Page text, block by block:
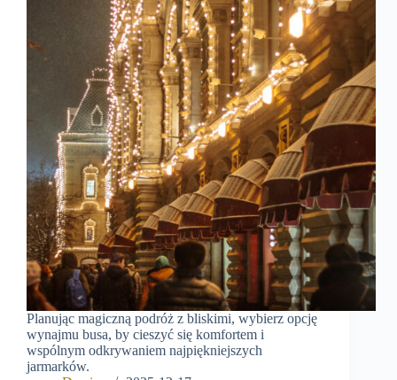
Planując magiczną podróż z bliskimi, wybierz opcję
wynajmu busa, by cieszyć się komfortem i
wspólnym odkrywaniem najpiękniejszych
jarmarków.